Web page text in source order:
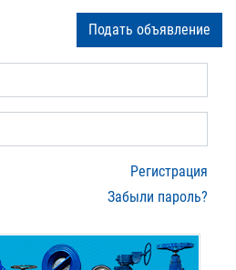
Подать объявление
Регистрация
Забыли пароль?